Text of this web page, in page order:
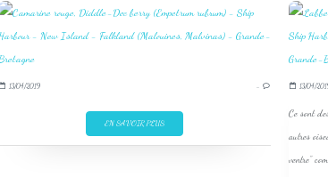
13/04/2019 …
EN SAVOIR PLUS
13/04/
Ce sont
autres
ventre"